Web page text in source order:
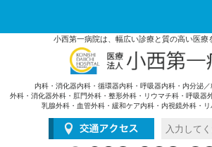
小西第一病院は、幅広い診療と質の高い医療
内科・消化器内科・循環器内科・呼吸器内科・内分泌
外科・消化器外科・肛門外科・整形外科・リウマチ科・呼吸器
乳腺外科・血管外科・緩和ケア内科・内視鏡外科・